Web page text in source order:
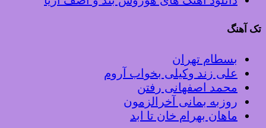
تک آهنگ
بسطام تهران
علی زند وکیلی بخواب آروم
محمد اصفهانی رفتن
روزبه بمانی آخرالزمون
ماهان بهرام خان تا ابد